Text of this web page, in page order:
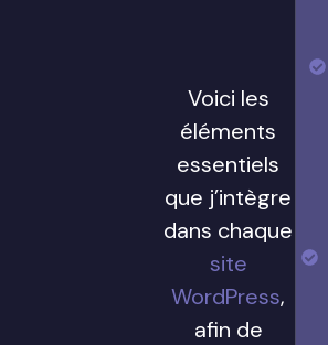
Voici les
éléments
essentiels
que j’intègre
dans chaque
site
WordPress,
afin de